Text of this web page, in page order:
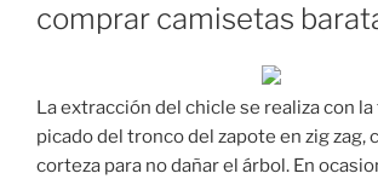
comprar camisetas
La extracción del chicle se realiza con
picado del tronco del zapote en zig zag,
corteza para no dañar el árbol. En